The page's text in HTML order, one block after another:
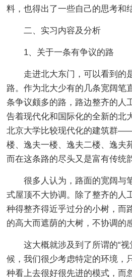
料，也得出了一些自己的思考和
二、实习内容及分析
1、关于一条有争议的路
走进北大东门，可以看到的
路。作为北大少有的几条宽阔笔
条争议颇多的路，路边整齐的人
告着现代化和国际化的全新的北
北京大学比较现代化的建筑群
楼、逸夫一楼、逸夫二楼、逸夫
而在这条路的尽头又是富有传统
很多人认为，路面的宽阔与
式屋顶不大协调。除了整齐的人
种得整齐得近乎过分的小树，而
的高大而遮荫的大树，不协调的
这大概就涉及到了所谓的“
候，我们很少考虑特定的环境，
种看上去很好很先进的模式，而